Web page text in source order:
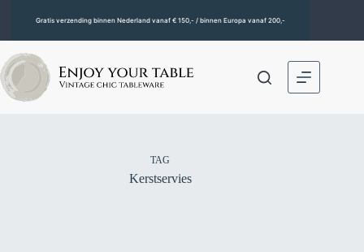
Gratis verzending binnen Nederland vanaf € 150,- / binnen Europa vanaf 200,-
TAG
Kerstservies